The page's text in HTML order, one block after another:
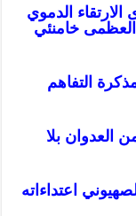
الارتقاء الدموي
العظمى خامنئي
التفاهم
العدوان بلا
اعتداءاته